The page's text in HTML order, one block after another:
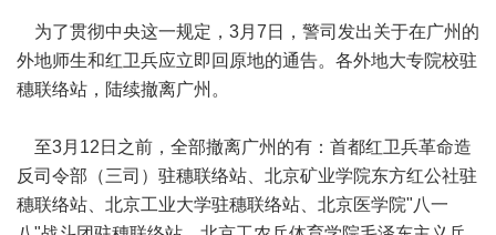
为了贯彻中央这一规定，3月7日，警司发出关于在广州的
外地师生和红卫兵应立即回原地的通告。各外地大专院校驻
穗联络站，陆续撤离广州。
至3月12日之前，全部撤离广州的有：首都红卫兵革命造
反司令部（三司）驻穗联络站、北京矿业学院东方红公社驻
穗联络站、北京工业大学驻穗联络站、北京医学院"八一